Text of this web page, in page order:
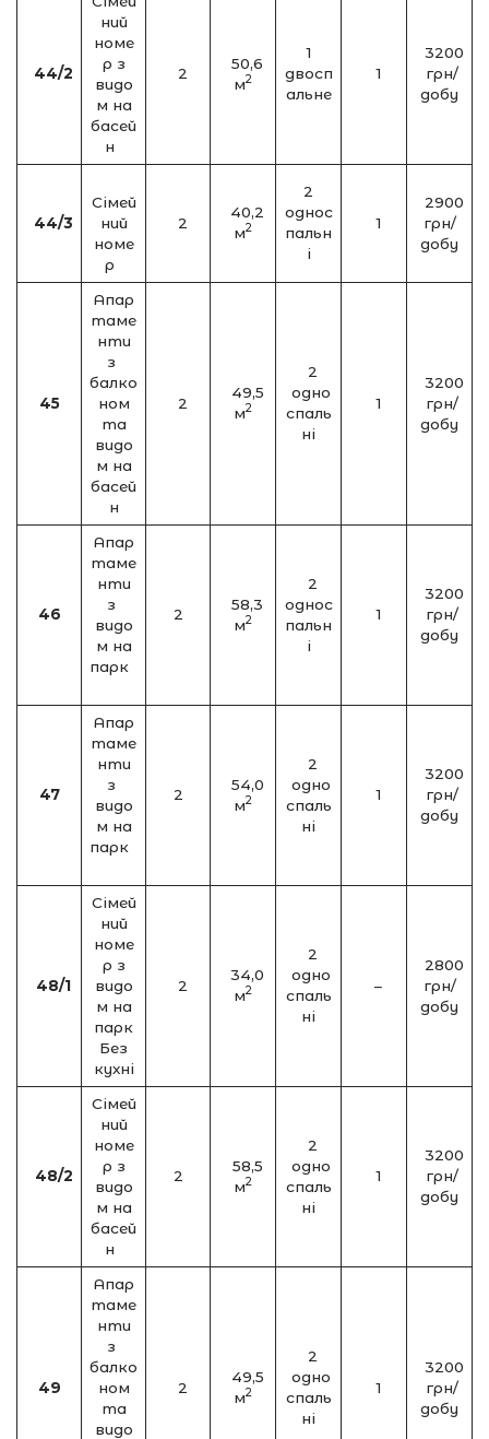
44/2
ний
номе
р з
видо
м на
басей
н
2
50,6
м2
1
двосп
альне
1
3200
грн/
добу
44/3
Сімей
ний
номе
р
2
40,2
м2
2
однос
пальн
і
1
2900
грн/
добу
45
Апар
таме
нти
з
балко
ном
та
видо
м на
басей
н
2
49,5
м2
2
одно
спаль
ні
1
3200
грн/
добу
46
Апар
таме
нти
з
видо
м на
парк
2
58,3
м2
2
однос
пальн
і
1
3200
грн/
добу
47
Апар
таме
нти
з
видо
м на
парк
2
54,0
м2
2
одно
спаль
ні
1
3200
грн/
добу
48/1
Сімей
ний
номе
р з
видо
м на
парк
Без
кухні
2
34,0
м2
2
одно
спаль
ні
–
2800
грн/
добу
48/2
Сімей
ний
номе
р з
видо
м на
басей
н
2
58,5
м2
2
одно
спаль
ні
1
3200
грн/
добу
49
Апар
таме
нти
з
балко
ном
та
видо
2
49,5
м2
2
одно
спаль
ні
1
3200
грн/
добу